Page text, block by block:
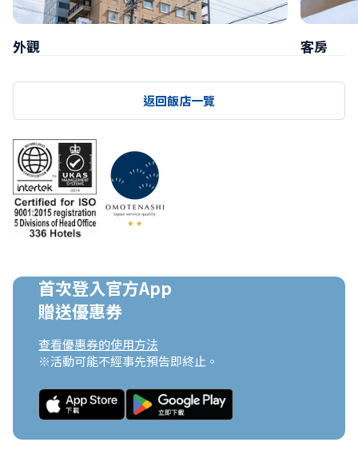
外觀 客房
返回飯店一覽
首次登入官方App
贈送優惠券
查看優惠券的使用方法
※活動可能不經事先預告即終止。